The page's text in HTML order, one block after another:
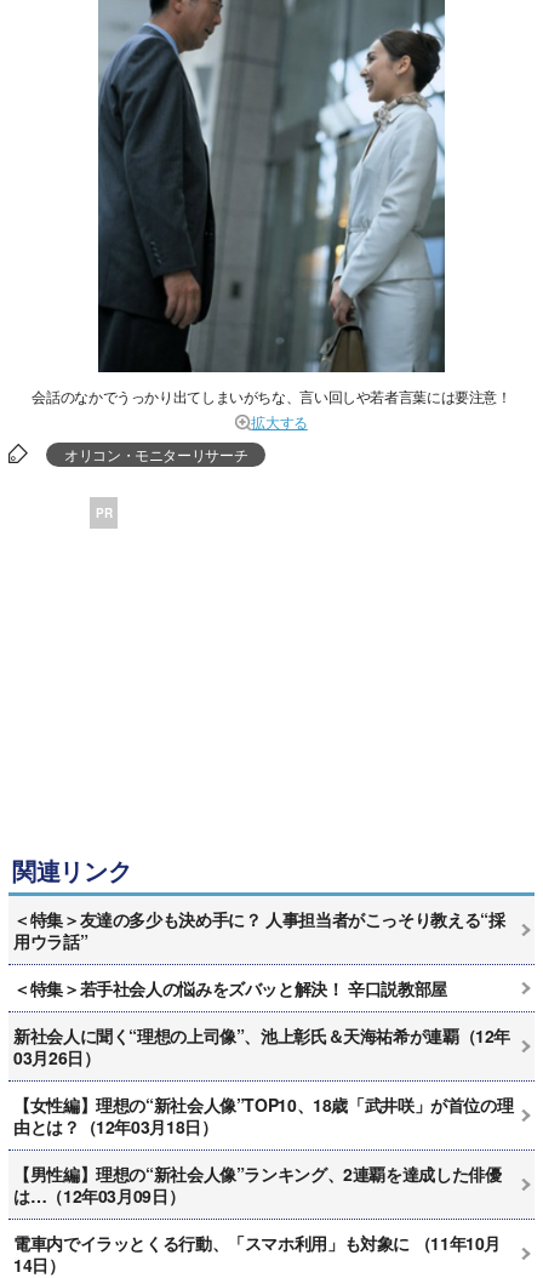
会話のなかでうっかり出てしまいがちな、言い回しや若者言葉には要注意！
拡大する
オリコン・モニターリサーチ
PR
関連リンク
＜特集＞友達の多少も決め手に？ 人事担当者がこっそり教える“採
用ウラ話”
＜特集＞若手社会人の悩みをズバッと解決！ 辛口説教部屋
新社会人に聞く“理想の上司像”、池上彰氏＆天海祐希が連覇（12年
03月26日）
【女性編】理想の“新社会人像”TOP10、18歳「武井咲」が首位の理
由とは？（12年03月18日）
【男性編】理想の“新社会人像”ランキング、2連覇を達成した俳優
は…（12年03月09日）
電車内でイラッとくる行動、「スマホ利用」も対象に （11年10月
14日）